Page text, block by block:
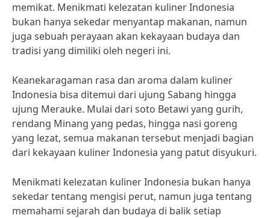
memikat. Menikmati kelezatan kuliner Indonesia
bukan hanya sekedar menyantap makanan, namun
juga sebuah perayaan akan kekayaan budaya dan
tradisi yang dimiliki oleh negeri ini.
Keanekaragaman rasa dan aroma dalam kuliner
Indonesia bisa ditemui dari ujung Sabang hingga
ujung Merauke. Mulai dari soto Betawi yang gurih,
rendang Minang yang pedas, hingga nasi goreng
yang lezat, semua makanan tersebut menjadi bagian
dari kekayaan kuliner Indonesia yang patut disyukuri.
Menikmati kelezatan kuliner Indonesia bukan hanya
sekedar tentang mengisi perut, namun juga tentang
memahami sejarah dan budaya di balik setiap